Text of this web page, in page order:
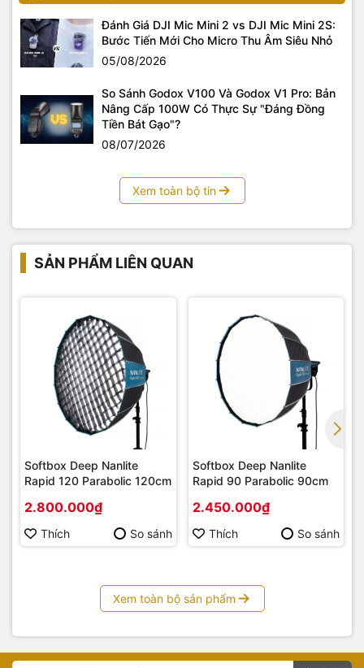
Đánh Giá DJI Mic Mini 2 vs DJI Mic Mini 2S:
Bước Tiến Mới Cho Micro Thu Âm Siêu Nhỏ
05/08/2026
So Sánh Godox V100 Và Godox V1 Pro: Bản
Nâng Cấp 100W Có Thực Sự "Đáng Đồng
Tiền Bát Gạo"?
08/07/2026
Xem toàn bộ tin
SẢN PHẨM LIÊN QUAN
Softbox Deep Nanlite
Rapid 120 Parabolic 120cm
2.800.000₫
Thích So sánh
Softbox Deep Nanlite
Rapid 90 Parabolic 90cm
2.450.000₫
Thích So sánh
Xem toàn bộ sản phẩm